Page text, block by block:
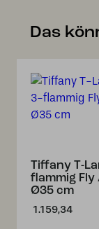
Das
Tiffany T-
flammig Fly
Ø35 cm
1.159,34